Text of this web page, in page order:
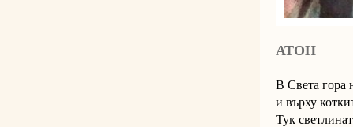
АТОН
В Света гора
и върху
Тук